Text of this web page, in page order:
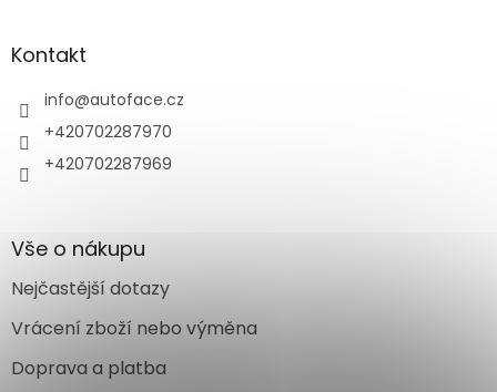
Kontakt
info@autoface.cz
+420702287970
+420702287969
Vše o nákupu
Nejčastější dotazy
Vrácení zboží nebo výměna
Doprava a platba